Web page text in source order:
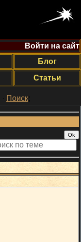
Войти на сайт
Блог
Статьи
· Поиск;